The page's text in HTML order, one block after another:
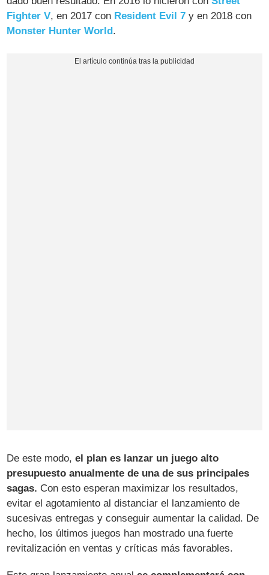
Fighter V, en 2017 con Resident Evil 7 y en 2018 con
Monster Hunter World.
De este modo,el plan es lanzar un juego alto
presupuesto anualmente de una de sus principales
sagas. Con esto esperan maximizar los resultados,
evitar el agotamiento al distanciar el lanzamiento de
sucesivas entregas y conseguir aumentar la calidad. De
hecho, los últimos juegos han mostrado una fuerte
revitalización en ventas y críticas más favorables.